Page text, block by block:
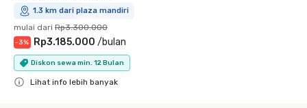
1.3 km dari plaza mandiri
mulai dari Rp3.300.000
-3% Rp3.185.000 /bulan
Diskon sewa min. 12 Bulan
Lihat info lebih banyak